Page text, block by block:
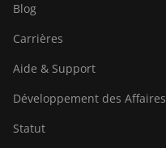
Blog
Carrières
Aide & Support
Développement des Affaires
Statut